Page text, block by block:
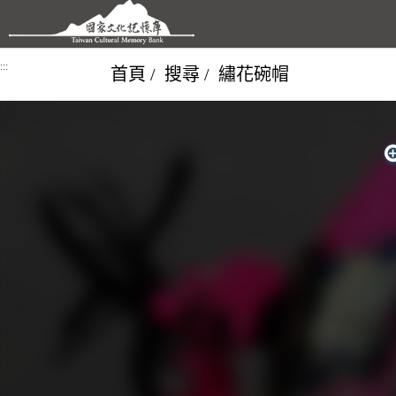
跳到主要內容區塊
::: 首頁 搜尋 繡花碗帽